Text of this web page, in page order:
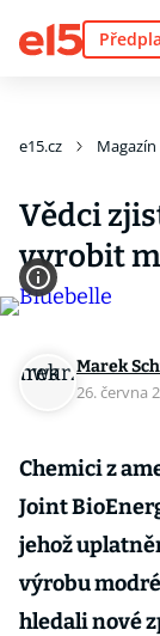
e15.cz Magazín
Vědci
vyrobit
Marek
26. června
Chemici z
Joint
jehož
výrobu
hledali nové